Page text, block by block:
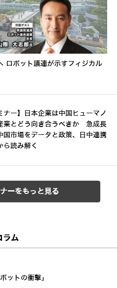
ロボット議連が示すフィジカル
ナー】日本企業は中国ヒューマノ
業とどう向き合うべきか 急成長
国市場をデータと政策、日中連携
ら読み解く
ーをもっと見る
ラム
ットの衝撃」